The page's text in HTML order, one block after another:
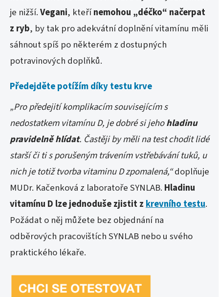
je nižší.Vegani, kteřínemohou „déčko“ načerpat
z ryb, by tak pro adekvátní doplnění vitamínu měli
sáhnout spíš po některém z dostupných
potravinových doplňků.
Předejděte potížím díky testu krve
„Pro předejití komplikacím souvisejícím s
nedostatkem vitamínu D, je dobré si jehohladinu
pravidelně hlídat. Častěji by měli na test chodit lidé
starší či ti s porušeným trávením vstřebávání tuků, u
nich je totiž tvorba vitaminu D zpomalená,“doplňuje
MUDr. Kačenková z laboratoře SYNLAB. Hladinu
vitamínu D lze jednoduše zjistit z krevního testu.
Požádat o něj můžete bez objednání na
odběrových pracovištích SYNLAB nebo u svého
praktického lékaře.